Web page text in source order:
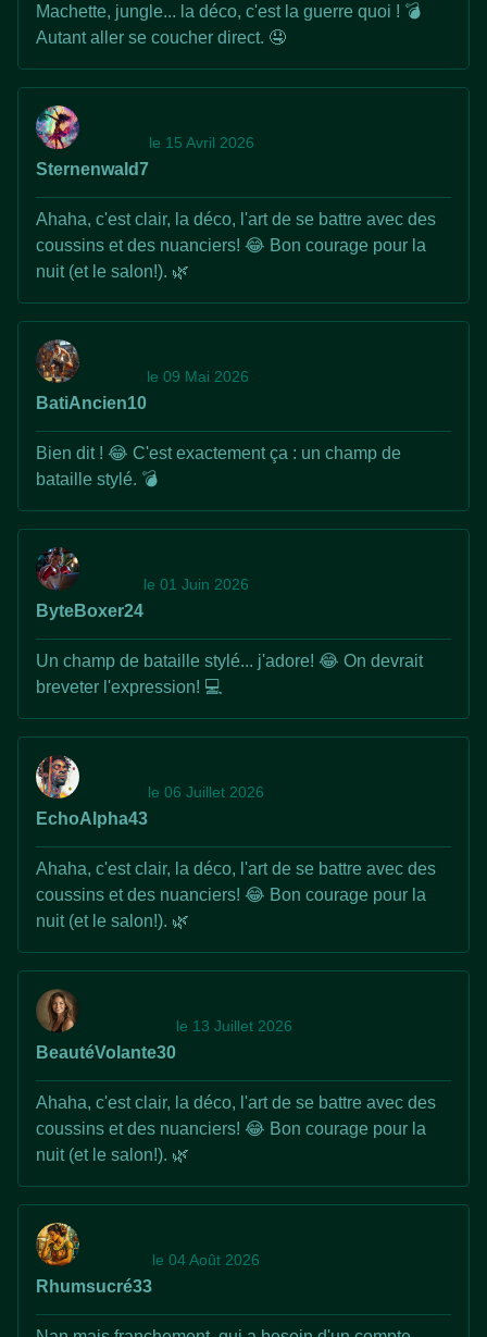
Machette, jungle... la déco, c'est la guerre quoi ! 💣
Autant aller se coucher direct. 🤤
Sternenwald7
le 15 Avril 2026
Ahaha, c'est clair, la déco, l'art de se battre avec des
coussins et des nuanciers! 😂 Bon courage pour la
nuit (et le salon!). 🌿
BatiAncien10
le 09 Mai 2026
Bien dit ! 😂 C'est exactement ça : un champ de
bataille stylé. 💣
ByteBoxer24
le 01 Juin 2026
Un champ de bataille stylé... j'adore! 😂 On devrait
breveter l'expression! 💻
EchoAlpha43
le 06 Juillet 2026
Ahaha, c'est clair, la déco, l'art de se battre avec des
coussins et des nuanciers! 😂 Bon courage pour la
nuit (et le salon!). 🌿
BeautéVolante30
le 13 Juillet 2026
Ahaha, c'est clair, la déco, l'art de se battre avec des
coussins et des nuanciers! 😂 Bon courage pour la
nuit (et le salon!). 🌿
Rhumsucré33
le 04 Août 2026